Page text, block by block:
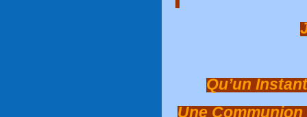
Qu’un
Une